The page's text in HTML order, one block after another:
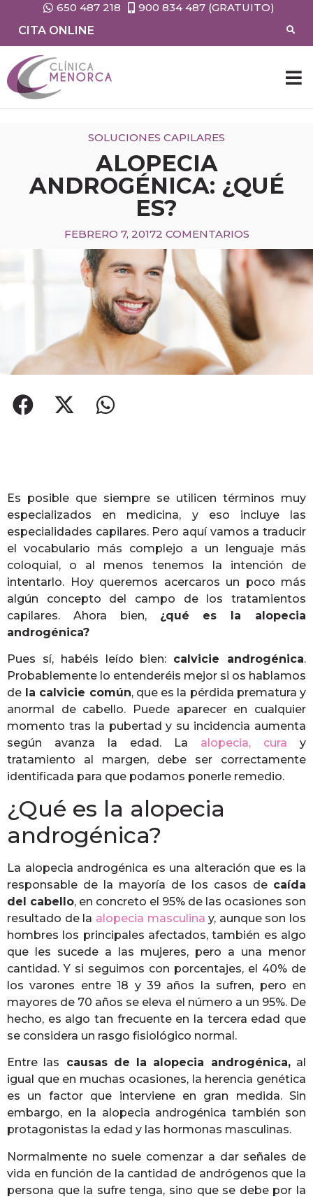
650 487 218
900 834 487 (GRATUITO)
CITA ONLINE
SOLUCIONES CAPILARES
ALOPECIA
ANDROGÉNICA: ¿QUÉ
ES?
FEBRERO 7, 20172 COMENTARIOS
Es posible que siempre se utilicen términos muy
especializados en medicina, y eso incluye las
especialidades capilares. Pero aquí vamos a traducir
el vocabulario más complejo a un lenguaje más
coloquial, o al menos tenemos la intención de
intentarlo. Hoy queremos acercaros un poco más
algún concepto del campo de los tratamientos
capilares. Ahora bien, ¿qué es la alopecia
androgénica?
Pues sí, habéis leído bien: calvicie androgénica.
Probablemente lo entenderéis mejor si os hablamos
de la calvicie común, que es la pérdida prematura y
anormal de cabello. Puede aparecer en cualquier
momento tras la pubertad y su incidencia aumenta
según avanza la edad. La alopecia, cura y
tratamiento al margen, debe ser correctamente
identificada para que podamos ponerle remedio.
¿Qué es la alopecia
androgénica?
La alopecia androgénica es una alteración que es la
responsable de la mayoría de los casos de caída
del cabello, en concreto el 95% de las ocasiones son
resultado de la alopecia masculina y, aunque son los
hombres los principales afectados, también es algo
que les sucede a las mujeres, pero a una menor
cantidad. Y si seguimos con porcentajes, el 40% de
los varones entre 18 y 39 años la sufren, pero en
mayores de 70 años se eleva el número a un 95%. De
hecho, es algo tan frecuente en la tercera edad que
se considera un rasgo fisiológico normal.
Entre las causas de la alopecia androgénica,al
igual que en muchas ocasiones, la herencia genética
es un factor que interviene en gran medida. Sin
embargo, en la alopecia androgénica también son
protagonistas la edad y las hormonas masculinas.
Normalmente no suele comenzar a dar señales de
vida en función de la cantidad de andrógenos que la
persona que la sufre tenga, sino que se debe por la